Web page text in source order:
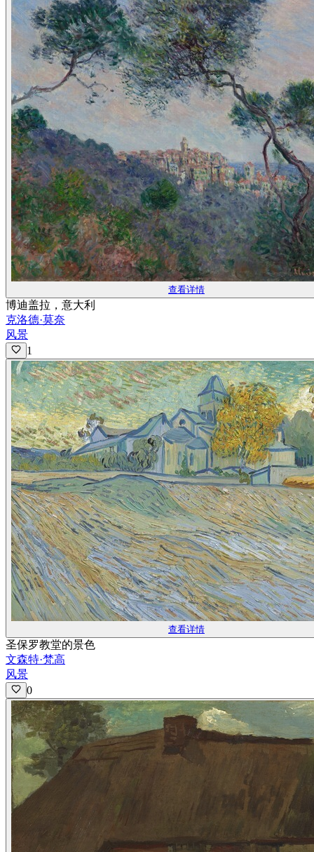
查看详情
博迪盖拉，意大利
克洛德·莫奈
风景
1
查看详情
圣保罗教堂的景色
文森特·梵高
风景
0